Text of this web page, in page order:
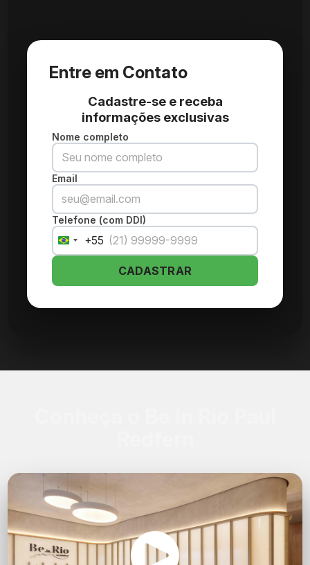
Entre em Contato
Cadastre-se e receba
informações exclusivas
Nome completo
Email
Telefone (com DDI)
Brazil
+55
+55
CADASTRAR